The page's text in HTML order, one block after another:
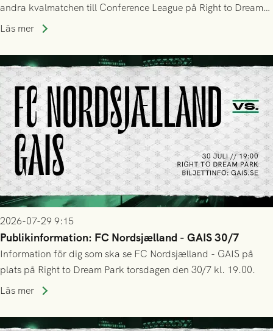
andra kvalmatchen till Conference League på Right to Dream
Park! Fredrik Holmberg och ledarstaben har tagit ut följande
Läs mer
2026-07-29 9:15
Publikinformation: FC Nordsjælland - GAIS 30/7
Information för dig som ska se FC Nordsjælland - GAIS på
plats på Right to Dream Park torsdagen den 30/7 kl. 19.00.
Läs mer